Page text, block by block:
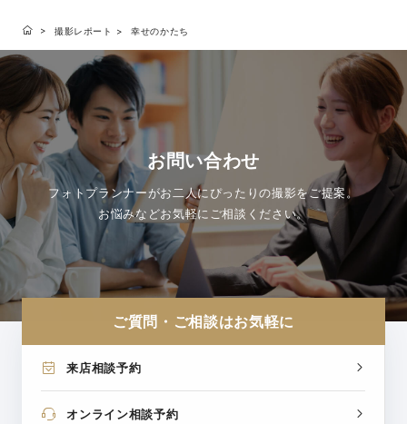
撮影レポート 幸せのかたち
お問い合わせ
フォトプランナーがお二人にぴったりの撮影をご提案。
お悩みなどお気軽にご相談ください。
ご質問・ご相談はお気軽に
来店相談予約
オンライン相談予約